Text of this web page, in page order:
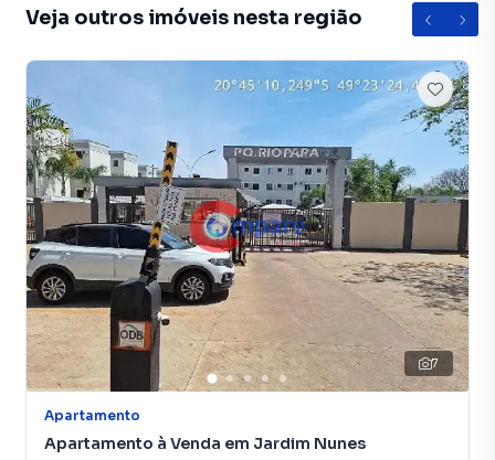
Veja outros imóveis nesta região
7
Apartamento
Apartamento à Venda em Jardim Nunes